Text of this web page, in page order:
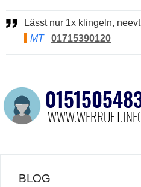
Lässt nur 1x klingeln, neevt
MT
01715390120
BLOG